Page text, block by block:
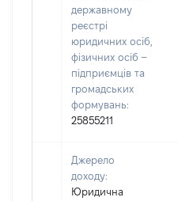
державному
реєстрі
юридичних осіб,
фізичних осіб –
підприємців та
громадських
формувань:
25855211
Джерело
доходу:
Юридична